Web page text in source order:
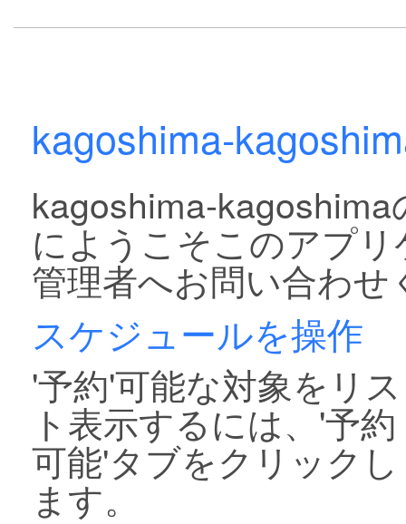
kagoshima-
kagoshima-
にようこそこのアプ
管理者へお問い合わせ
スケジュールを操作
'予約'可能な対象をリス
ト表示するには、'予約
可能'タブをクリックし
ます。